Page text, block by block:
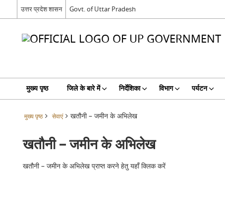
उत्तर प्रदेश शासन Govt. of Uttar Pradesh
मुख्य पृष्ठ जिले के बारे में निर्देशिका विभाग पर्यटन
मुख्य पृष्ठ सेवाएं खतौनी – जमीन के अभिलेख
खतौनी – जमीन के अभिलेख
खतौनी – जमीन के अभिलेख प्राप्त करने हेतु यहाँ क्लिक करें